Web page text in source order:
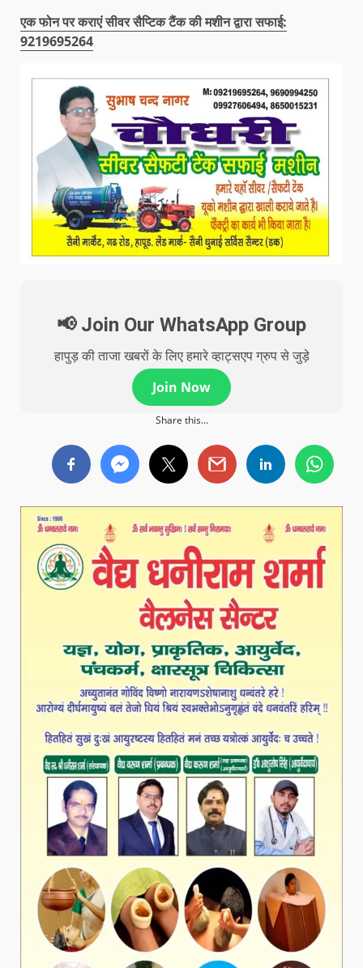
एक फोन पर कराएं सीवर सैप्टिक टैंक की मशीन द्वारा सफाई:
9219695264
📢 Join Our WhatsApp Group
हापुड़ की ताजा खबरों के लिए हमारे व्हाट्सएप ग्रुप से जुड़े
Join Now
Share this...